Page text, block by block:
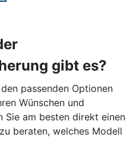
gibt es?
passenden Optionen
Wünschen und
Sie am besten direkt einen
beraten, welches Modell